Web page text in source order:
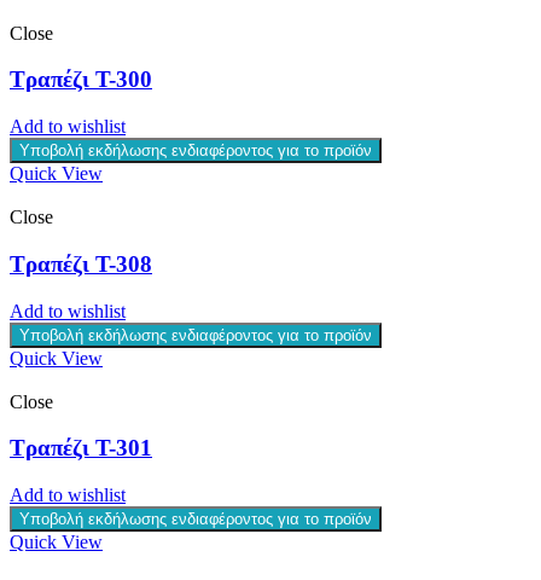
Close
Τραπέζι T-300
Add to wishlist
Υποβολή εκδήλωσης ενδιαφέροντος για το προϊόν
Quick View
Close
Τραπέζι T-308
Add to wishlist
Υποβολή εκδήλωσης ενδιαφέροντος για το προϊόν
Quick View
Close
Τραπέζι T-301
Add to wishlist
Υποβολή εκδήλωσης ενδιαφέροντος για το προϊόν
Quick View